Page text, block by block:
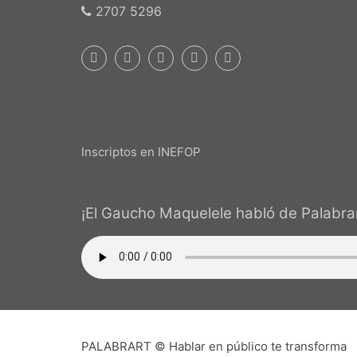
2707 5296
Inscriptos en INEFOP
¡El Gaucho Maquelele habló de
PALABRART © Hablar en público te transforma